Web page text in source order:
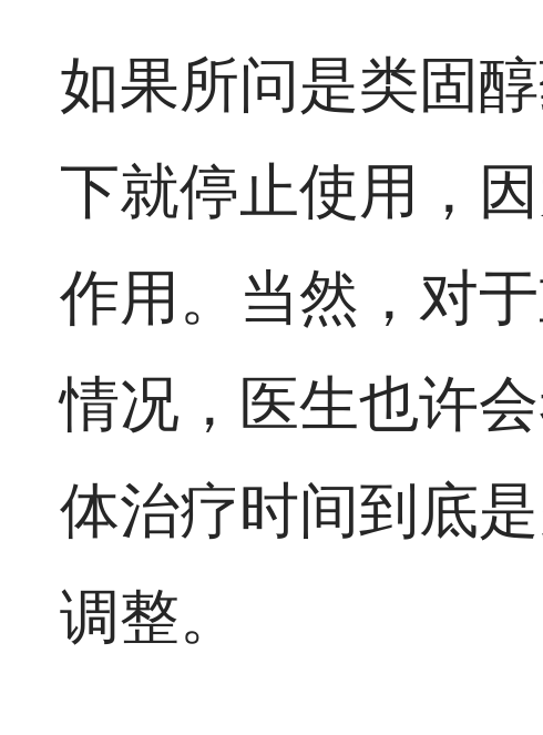
如果所问是类固
下就停止使用，
作用。当然，对
情况，医生也许
体治疗时间到底
调整。